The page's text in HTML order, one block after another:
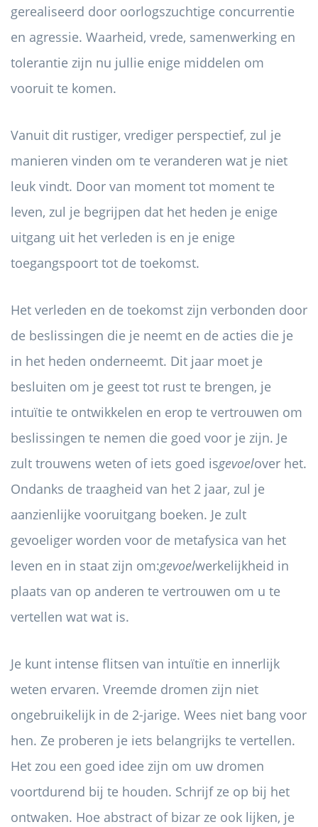
gerealiseerd door oorlogszuchtige concurrentie
en agressie. Waarheid, vrede, samenwerking en
tolerantie zijn nu jullie enige middelen om
vooruit te komen.
Vanuit dit rustiger, vrediger perspectief, zul je
manieren vinden om te veranderen wat je niet
leuk vindt. Door van moment tot moment te
leven, zul je begrijpen dat het heden je enige
uitgang uit het verleden is en je enige
toegangspoort tot de toekomst.
Het verleden en de toekomst zijn verbonden door
de beslissingen die je neemt en de acties die je
in het heden onderneemt. Dit jaar moet je
besluiten om je geest tot rust te brengen, je
intuïtie te ontwikkelen en erop te vertrouwen om
beslissingen te nemen die goed voor je zijn. Je
zult trouwens weten of iets goed isgevoelover het.
Ondanks de traagheid van het 2 jaar, zul je
aanzienlijke vooruitgang boeken. Je zult
gevoeliger worden voor de metafysica van het
leven en in staat zijn om:gevoelwerkelijkheid in
plaats van op anderen te vertrouwen om u te
vertellen wat wat is.
Je kunt intense flitsen van intuïtie en innerlijk
weten ervaren. Vreemde dromen zijn niet
ongebruikelijk in de 2-jarige. Wees niet bang voor
hen. Ze proberen je iets belangrijks te vertellen.
Het zou een goed idee zijn om uw dromen
voortdurend bij te houden. Schrijf ze op bij het
ontwaken. Hoe abstract of bizar ze ook lijken, je